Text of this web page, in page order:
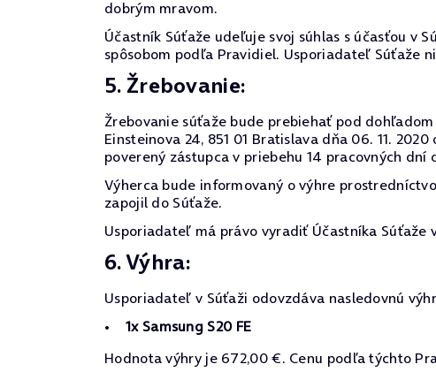
dobrým mravom.
Účastník Súťaže udeľuje svoj súhlas s účasťou v
spôsobom podľa Pravidiel. Usporiadateľ Súťaže
5. Žrebovanie:
Žrebovanie súťaže bude prebiehať pod
Einsteinova 24, 851 01 Bratislava dňa 06. 11.
poverený zástupca v priebehu 14 pracovných dní
Výherca bude informovaný o výhre
zapojil do Súťaže.
Usporiadateľ má právo vyradiť Účastníka
6. Výhra:
Usporiadateľ v Súťaži odovzdáva nasledovnú
1x Samsung S20 FE
Hodnota výhry je 672,00 €. Cenu podľa týchto